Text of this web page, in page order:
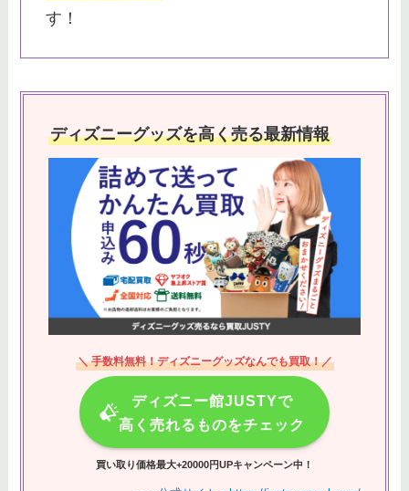
す！
ディズニーグッズを高く売る最新情報
＼ 手数料無料！ディズニーグッズなんでも買取！／
ディズニー館JUSTYで
高く売れるものをチェック
買い取り価格最大+20000円UPキャンペーン中！